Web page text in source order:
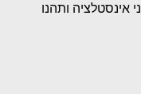
אינסטלציה ותהנו